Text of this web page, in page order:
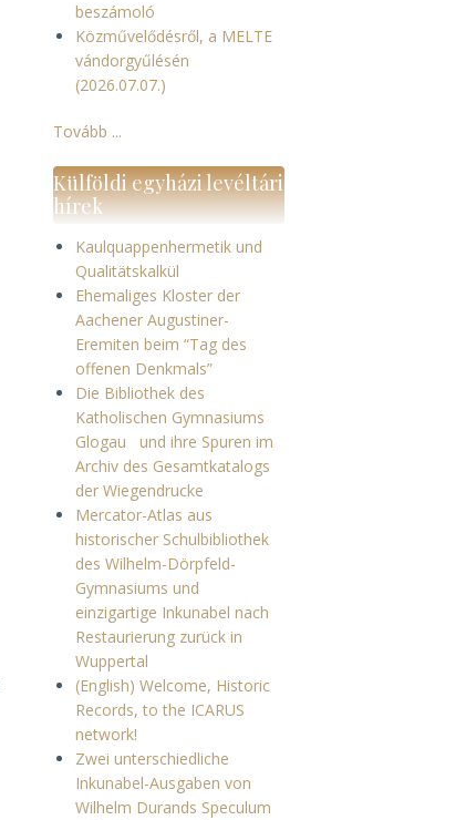
beszámoló
Közművelődésről, a MELTE
vándorgyűlésén
(2026.07.07.)
Tovább ...
Külföldi egyházi levéltári
hírek
Kaulquappenhermetik und
Qualitätskalkül
Ehemaliges Kloster der
Aachener Augustiner-
Eremiten beim “Tag des
offenen Denkmals”
Die Bibliothek des
Katholischen Gymnasiums
Glogau und ihre Spuren im
Archiv des Gesamtkatalogs
der Wiegendrucke
Mercator-Atlas aus
historischer Schulbibliothek
des Wilhelm-Dörpfeld-
Gymnasiums und
einzigartige Inkunabel nach
Restaurierung zurück in
Wuppertal
(English) Welcome, Historic
Records, to the ICARUS
network!
Zwei unterschiedliche
Inkunabel-Ausgaben von
Wilhelm Durands Speculum